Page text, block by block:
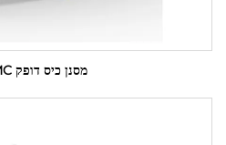
מסנן כיס דופק RH/DMC